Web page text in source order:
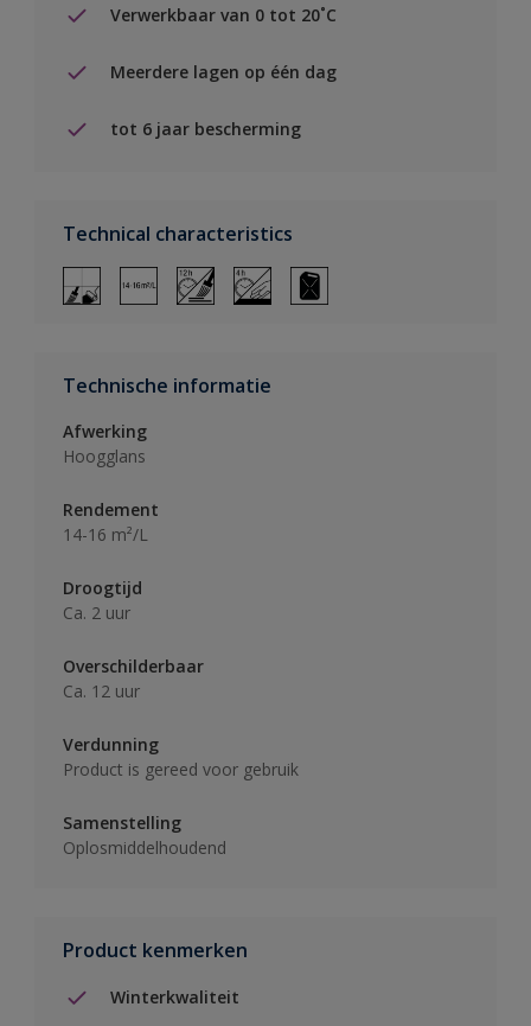
Verwerkbaar van 0 tot 20˚C
Meerdere lagen op één dag
tot 6 jaar bescherming
Technical characteristics
Technische informatie
Afwerking
Hoogglans
Rendement
14-16 m²/L
Droogtijd
Ca. 2 uur
Overschilderbaar
Ca. 12 uur
Verdunning
Product is gereed voor gebruik
Samenstelling
Oplosmiddelhoudend
Product kenmerken
Winterkwaliteit